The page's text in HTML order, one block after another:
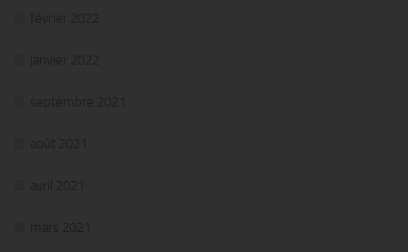
février 2022
janvier 2022
septembre 2021
août 2021
avril 2021
mars 2021